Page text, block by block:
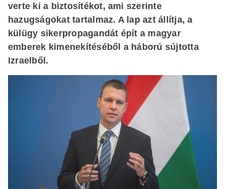
verte ki a biztosítékot, ami szerinte
hazugságokat tartalmaz. A lap azt állítja, a
külügy sikerpropagandát épít a magyar
emberek kimenekítéséből a háború sújtotta
Izraelből.